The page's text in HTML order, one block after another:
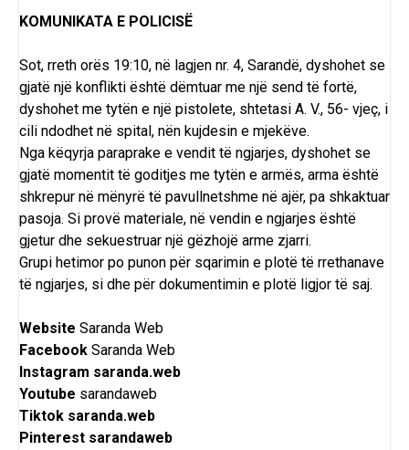
KOMUNIKATA E POLICISË
Sot, rreth orës 19:10, në lagjen nr. 4, Sarandë, dyshohet se
gjatë një konflikti është dëmtuar me një send të fortë,
dyshohet me tytën e një pistolete, shtetasi A. V., 56- vjeç, i
cili ndodhet në spital, nën kujdesin e mjekëve.
Nga këqyrja paraprake e vendit të ngjarjes, dyshohet se
gjatë momentit të goditjes me tytën e armës, arma është
shkrepur në mënyrë të pavullnetshme në ajër, pa shkaktuar
pasoja. Si provë materiale, në vendin e ngjarjes është
gjetur dhe sekuestruar një gëzhojë arme zjarri.
Grupi hetimor po punon për sqarimin e plotë të rrethanave
të ngjarjes, si dhe për dokumentimin e plotë ligjor të saj.
Website Saranda Web
Facebook Saranda Web
Instagram saranda.web
Youtube sarandaweb
Tiktok saranda.web
Pinterest sarandaweb